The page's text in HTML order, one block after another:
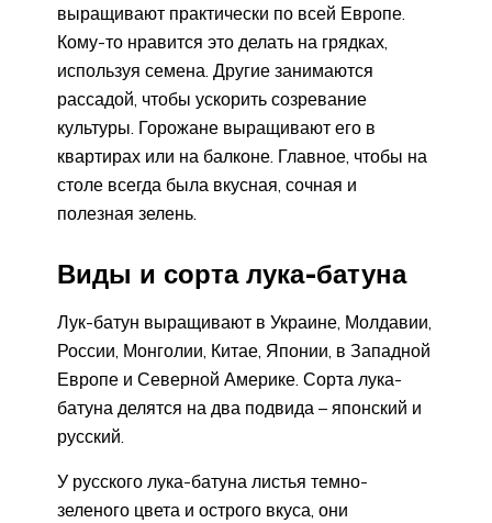
выращивают практически по всей Европе.
Кому-то нравится это делать на грядках,
используя семена. Другие занимаются
рассадой, чтобы ускорить созревание
культуры. Горожане выращивают его в
квартирах или на балконе. Главное, чтобы на
столе всегда была вкусная, сочная и
полезная зелень.
Виды и сорта лука-батуна
Лук-батун выращивают в Украине, Молдавии,
России, Монголии, Китае, Японии, в Западной
Европе и Северной Америке. Сорта лука-
батуна делятся на два подвида – японский и
русский.
У русского лука-батуна листья темно-
зеленого цвета и острого вкуса, они